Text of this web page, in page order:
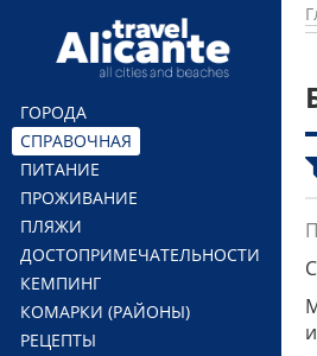
Перейти к основному
ГОРОДА
СПРАВОЧНАЯ
ПИТАНИЕ
ПРОЖИВАНИЕ
ПЛЯЖИ
ДОСТОПРИМЕЧАТЕЛЬНОСТИ
КЕМПИНГ
КОМАРКИ (РАЙОНЫ)
РЕЦЕПТЫ